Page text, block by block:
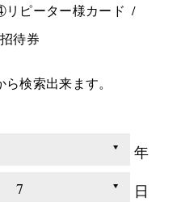
ピーター様カード
待券
検索出来ます。
年
日